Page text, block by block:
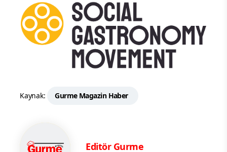
Kaynak: Gurme Magazin Haber
Editör Gurme